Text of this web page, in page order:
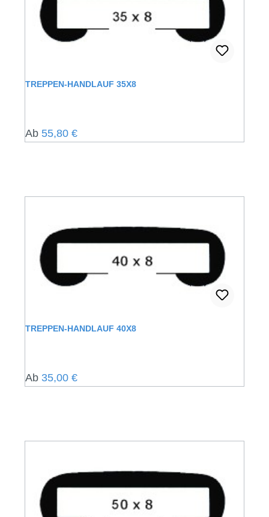
TREPPEN-HANDLAUF 35X8
Regulärer Preis:
Ab 55,80 €
TREPPEN-HANDLAUF 40X8
Regulärer Preis:
Ab 35,00 €